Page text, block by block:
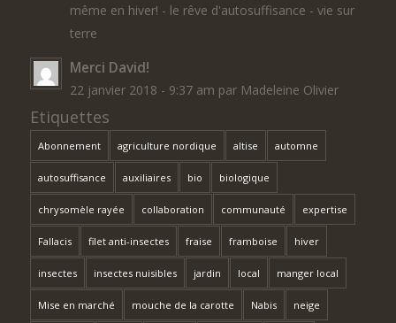
même en hiver! - le rêve d'autosuffisance - vie sur
terre
Merci David!
22 janvier 2018 - 9:37 am par Madeleine Olivier
Etiquettes
Abonnement agriculture nordique altise automne
autosuffisance auxiliaires bio biologique
chrysomèle rayée collaboration communauté expertise
Fallacis filet anti-insectes fraise framboise hiver
insectes insectes nuisibles jardin local manger local
Mise en marché mouche de la carotte Nabis neige